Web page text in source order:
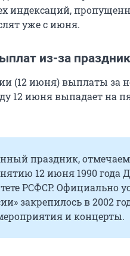
индексаций,
уже с июня.
из-за
(12 июня) выплаты за
12 июня выпадает на
праздник,
12 июня 1990 года
РСФСР. Официально
закрепилось в 2002
и концерты.